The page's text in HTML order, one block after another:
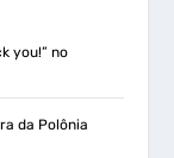
you!” no
da Polônia